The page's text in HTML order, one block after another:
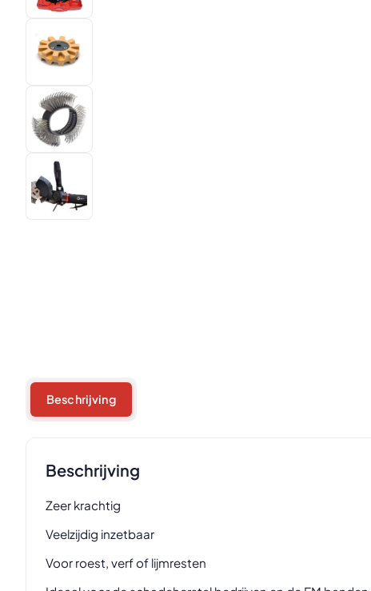
Beschrijving
Beschrijving
Zeer krachtig
Veelzijdig inzetbaar
Voor roest, verf of lijmresten